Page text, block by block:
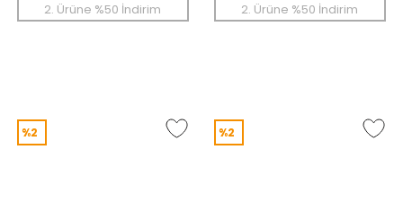
2. Ürüne %50 İndirim 2. Ürüne %50 İndirim
%2 %2